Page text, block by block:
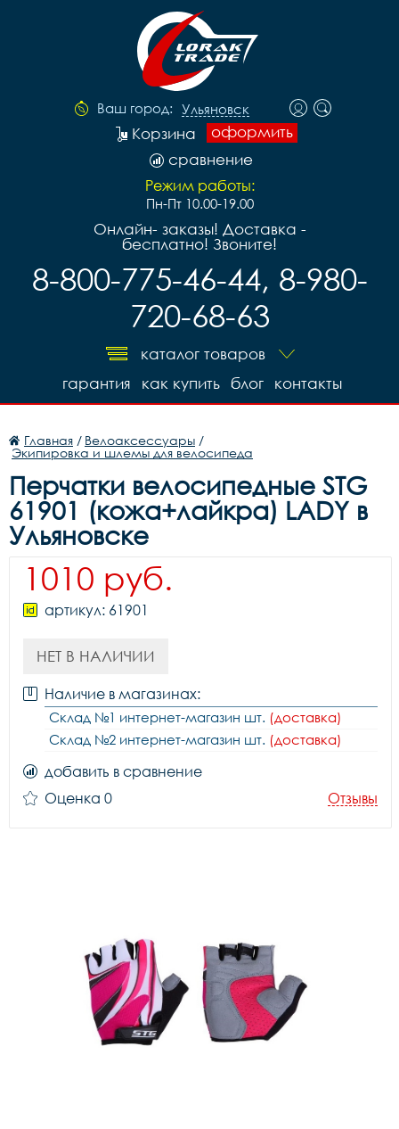
Ваш город: Ульяновск
оформить
Корзина
сравнение
Режим работы:
Пн-Пт 10.00-19.00
Онлайн- заказы! Доставка -
бесплатно! Звоните!
8-800-775-46-44, 8-980-
720-68-63
каталог товаров
контакты
блог
как купить
гарантия
Главная / Велоаксессуары /
Экипировка и шлемы для велосипеда
Перчатки велосипедные STG
61901 (кожа+лайкра) LADY в
Ульяновске
1010 руб.
артикул: 61901
НЕТ В НАЛИЧИИ
Наличие в магазинах:
Склад №1 интернет-магазин шт. (доставка)
Склад №2 интернет-магазин шт. (доставка)
добавить в сравнение
Оценка 0
Отзывы